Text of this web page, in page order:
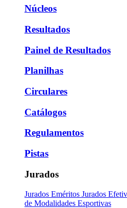
Núcleos
Resultados
Painel de Resultados
Planilhas
Circulares
Catálogos
Regulamentos
Pistas
Jurados
Jurados Eméritos Jurados
de Modalidades Esportivas